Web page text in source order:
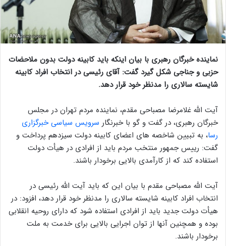
نماینده خبرگان رهبری با بیان اینکه باید کابینه دولت بدون ملاحضات
حزبی و جناجی شکل گیرد گفت: آقای رئیسی در انتخاب افراد کابینه
شایسته سالاری را مدنظر خود قرار دهد.
آیت الله غلامرضا مصباحی مقدم، نماینده مردم تهران در مجلس
خبرگان رهبری، در گفت و گو با خبرنگار سرویس سیاسی خبرگزاری
رسا، به تبیین شاخصه های اعضای کابینه دولت سیزدهم پرداخت و
گفت: رییس جمهور منتخب مردم باید از افرادی در هیأت دولت
استفاده کند که از کارآمدی بالایی برخودار باشند.
آیت الله مصباحی مقدم با بیان این که باید آیت الله رئیسی در
انتخاب افراد کابینه شایسته سالاری را مدنظر خود قرار دهد، افزود: در
هیأت دولت جدید باید از افرادی استفاده شود که دارای روحیه انقلابی
بوده و همچنین آنها از توان اجرایی بالایی برای خدمت به ملت
برخودار باشند.